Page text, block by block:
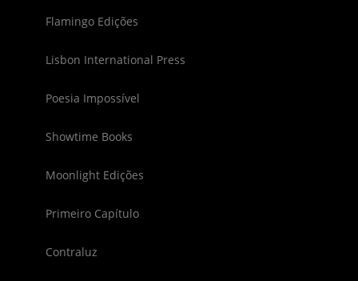
Flamingo Edições
Lisbon International Press
Poesia Impossível
Showtime Books
Moonlight Edições
Primeiro Capítulo
Contraluz